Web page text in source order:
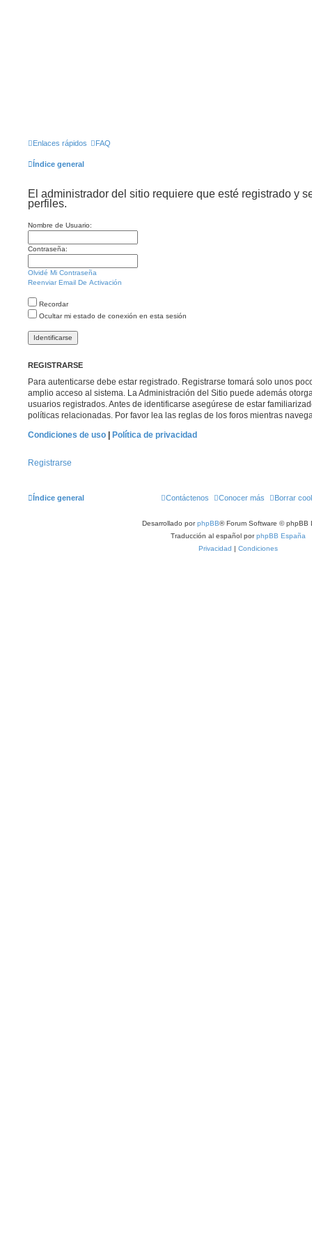
Enlaces rápidos FAQ
Índice general
El administrador del sitio requiere que esté registrado y
perfiles.
Nombre de Usuario:
Contraseña:
Olvidé Mi Contraseña
Reenviar Email De Activación
Recordar
Ocultar mi estado de conexión en esta sesión
REGISTRARSE
Para autenticarse debe estar registrado. Registrarse tomará solo unos
amplio acceso al sistema. La Administración del Sitio puede además
usuarios registrados. Antes de identificarse asegúrese de estar
políticas relacionadas. Por favor lea las reglas de los foros mientras
Condiciones de uso | Política de privacidad
Registrarse
Índice general Borrar
Conocer más
Contáctenos
Desarrollado porphpBB® Forum Software © phpBB
Traducción al español porphpBB España
Privacidad | Condiciones